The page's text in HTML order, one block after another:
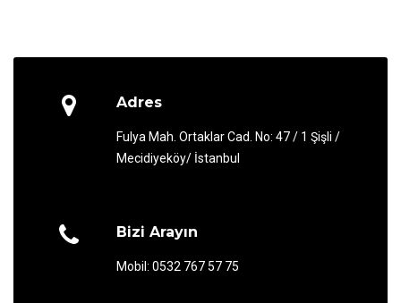
Adres
Fulya Mah. Ortaklar Cad. No: 47 / 1 Şişli /
Mecidiyeköy/ İstanbul
Bizi Arayın
Mobil: 0532 767 57 75